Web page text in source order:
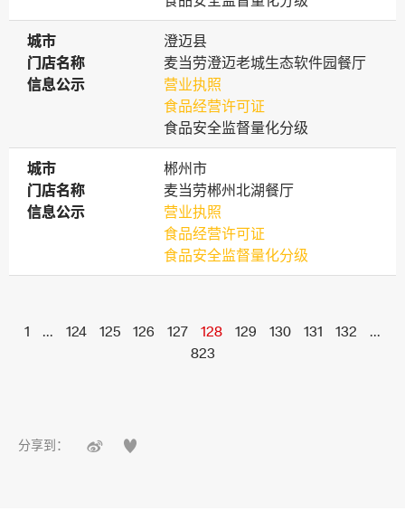
城市
城市
澄迈县
门店名称
门店名称
麦当劳澄迈老城生态软件园餐厅
信息公示
信息公示
营业执照
食品经营许可证
食品安全监督量化分级
城市
城市
郴州市
门店名称
门店名称
麦当劳郴州北湖餐厅
信息公示
信息公示
营业执照
食品经营许可证
食品安全监督量化分级
1 ... 124 125 126 127 128 129 130 131 132
...
823
分享到：  